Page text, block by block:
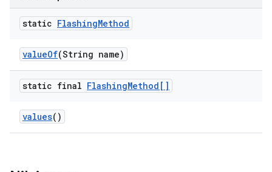
static FlashingMethod
valueOf(String name)
static final FlashingMethod[]
values()